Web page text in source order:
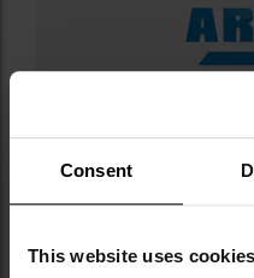
Consent
This website uses cookies
Militaria.pl є
ARPOL.
квартирою в Зеленій
військові консерви